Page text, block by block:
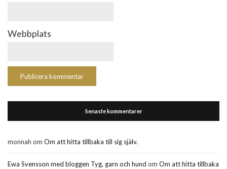
Webbplats
Senaste kommentarer
monnah om Om att hitta tillbaka till sig själv.
Ewa Svensson med bloggen Tyg, garn och hund om Om att hitta tillbaka